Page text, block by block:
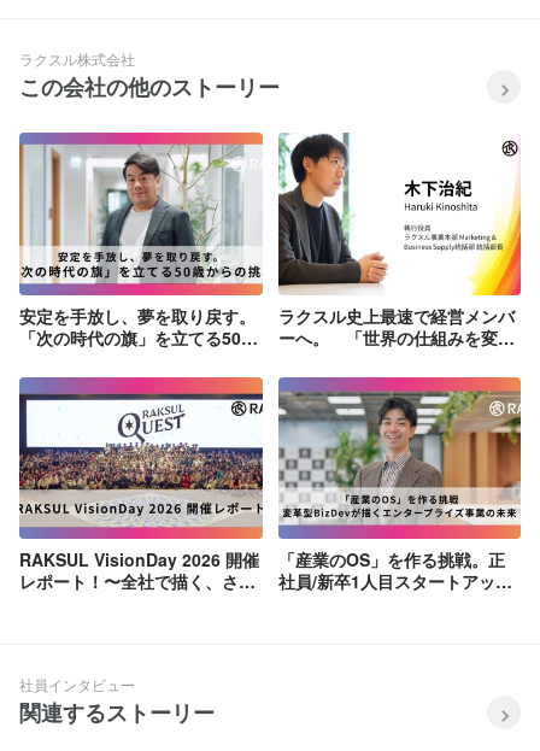
ラクスル株式会社
「End-to-Endで中小企業の経営課題を解決するテクノロジープラ
ットフォーム」 当社は創業以来「仕組みを変えれば、世界はもっ
と良くなる」というビジョン...
フォロー
デザイン制作オペレーション推進の募集
急拡大！新規事業ーデザイン制作オペレーションリーダー 自動
化/標準化立上げ
ラクスル株式会社
この会社の他のストーリー
からの挑戦